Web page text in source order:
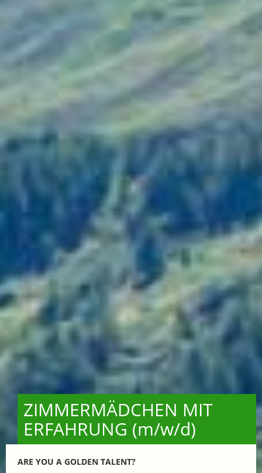
ZIMMERMÄDCHEN MIT
ERFAHRUNG (m/w/d)
ARE YOU A GOLDEN TALENT?